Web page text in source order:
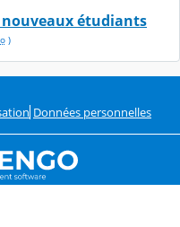
étudiants
)
Données personnelles